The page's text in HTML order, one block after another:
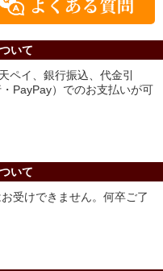
いて
ペイ、銀行振込、代金引
PayPay）でのお支払いが可
いて
受けできません。何卒ご了